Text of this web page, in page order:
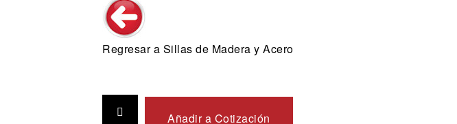
Regresar a Sillas de Madera y Acero
Añadir a Cotización